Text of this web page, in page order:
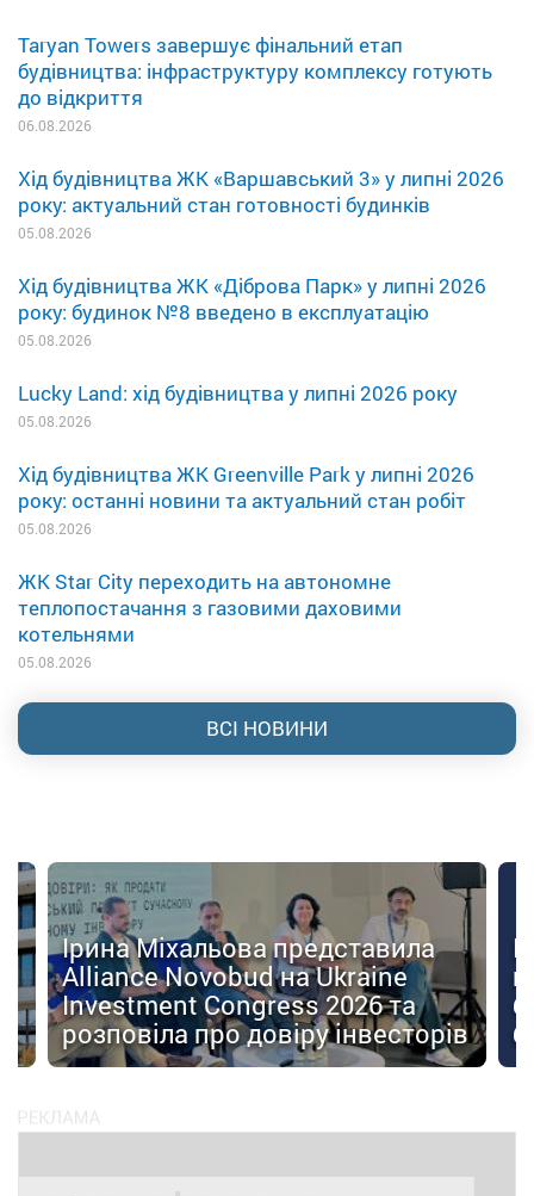
Taryan Towers завершує фінальний етап
будівництва: інфраструктуру комплексу готують
до відкриття
06.08.2026
Хід будівництва ЖК «Варшавський 3» у липні 2026
року: актуальний стан готовності будинків
05.08.2026
Хід будівництва ЖК «Діброва Парк» у липні 2026
року: будинок №8 введено в експлуатацію
05.08.2026
Lucky Land: хід будівництва у липні 2026 року
05.08.2026
Хід будівництва ЖК Greenville Park у липні 2026
року: останні новини та актуальний стан робіт
05.08.2026
ЖК Star City переходить на автономне
теплопостачання з газовими даховими
котельнями
05.08.2026
ВСІ НОВИНИ
Ірина Міхальова представила
Alliance Novobud на Ukraine
Investment Congress 2026 та
розповіла про довіру інвесторів